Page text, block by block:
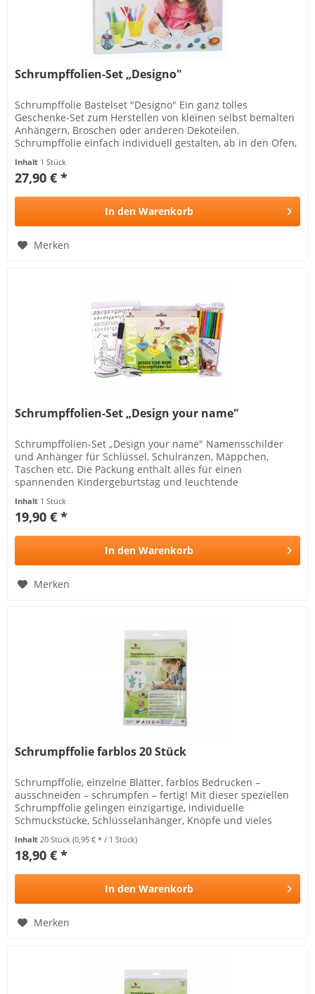
Schrumpffolien-Set „Designo"
Schrumpffolie Bastelset "Designo" Ein ganz tolles
Geschenke-Set zum Herstellen von kleinen selbst bemalten
Anhängern, Broschen oder anderen Dekoteilen.
Schrumpffolie einfach individuell gestalten, ab in den Ofen,
Inhalt 1 Stück
27,90 € *
In den Warenkorb
Merken
Schrumpffolien-Set „Design your name"
Schrumpffolien-Set „Design your name" Namensschilder
und Anhänger für Schlüssel, Schulranzen, Mäppchen,
Taschen etc. Die Packung enthält alles für einen
spannenden Kindergeburtstag und leuchtende
Inhalt 1 Stück
19,90 € *
In den Warenkorb
Merken
Schrumpffolie farblos 20 Stück
Schrumpffolie, einzelne Blätter, farblos Bedrucken –
ausschneiden – schrumpfen – fertig! Mit dieser speziellen
Schrumpffolie gelingen einzigartige, individuelle
Schmuckstücke, Schlüsselanhänger, Knöpfe und vieles
Inhalt20 Stück(0,95 € * / 1 Stück)
18,90 € *
In den Warenkorb
Merken